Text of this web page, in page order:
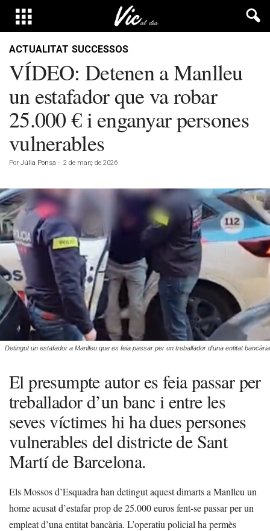
ACTUALITAT SUCCESSOS
VÍDEO: Detenen a Manlleu
un estafador que va robar
25.000 € i enganyar persones
vulnerables
Por Júlia Ponsa - 2 de març de 2026
Detingut un estafador a Manlleu que es feia passar per un treballador d’una entitat bancària
El presumpte autor es feia passar per
treballador d’un banc i entre les
seves víctimes hi ha dues persones
vulnerables del districte de Sant
Martí de Barcelona.
Els Mossos d’Esquadra han detingut aquest dimarts a Manlleu un
home acusat d’estafar prop de 25.000 euros fent-se passar per un
empleat d’una entitat bancària. L’operatiu policial ha permès